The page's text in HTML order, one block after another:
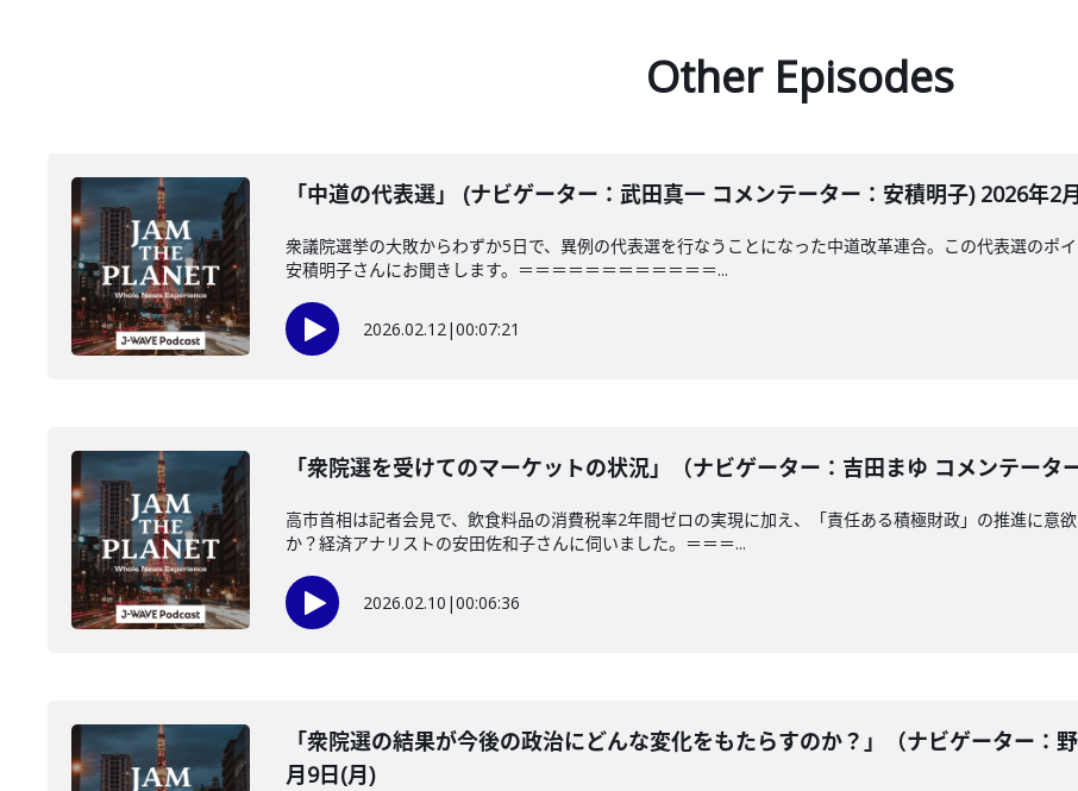
Other Episodes
「中道の代表選」 (ナビゲーター：武田真一 コメンテーター：安積明子) 2026年2
衆議院選挙の大敗からわずか5日で、異例の代表選を行なうことになった中道改革連合。この代表選のポ
安積明子さんにお聞きします。＝＝＝＝＝＝＝＝＝＝＝＝...
2026.02.12|00:07:21
「衆院選を受けてのマーケットの状況」（ナビゲーター：吉田まゆ コメンテー
高市首相は記者会見で、飲食料品の消費税率2年間ゼロの実現に加え、「責任ある積極財政」の推進に意
か？経済アナリストの安田佐和子さんに伺いました。＝＝＝...
2026.02.10 |00:06:36
「衆院選の結果が今後の政治にどんな変化をもたらすのか？」（ナビゲーター：
月9日(月)